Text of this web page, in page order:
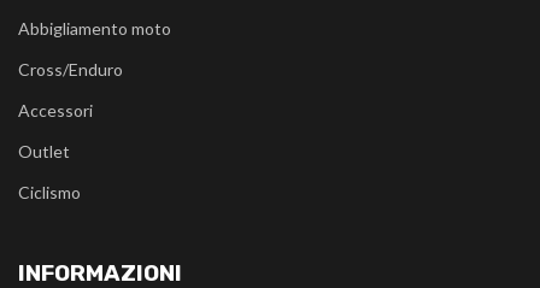
Abbigliamento moto
Cross/Enduro
Accessori
Outlet
Ciclismo
INFORMAZIONI